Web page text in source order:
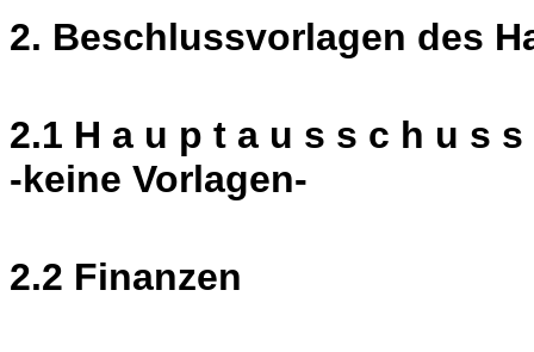
2. Beschlussvorlagen des
2.1 H a u p t a u s s c h u s
-keine Vorlagen-
2.2 Finanzen